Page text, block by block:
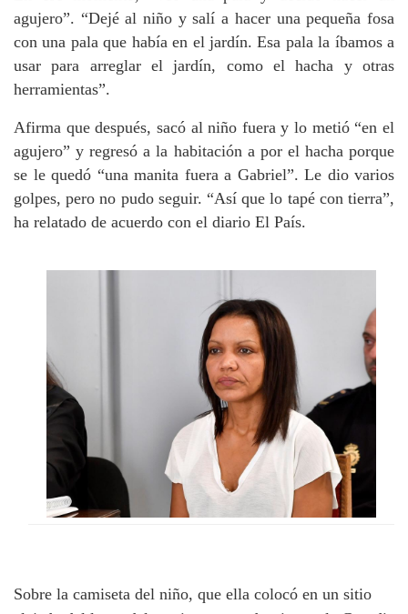
agujero”. “Dejé al niño y salí a hacer una pequeña fosa
con una pala que había en el jardín. Esa pala la íbamos a
usar para arreglar el jardín, como el hacha y otras
herramientas”.
Afirma que después, sacó al niño fuera y lo metió “en el
agujero” y regresó a la habitación a por el hacha porque
se le quedó “una manita fuera a Gabriel”. Le dio varios
golpes, pero no pudo seguir. “Así que lo tapé con tierra”,
ha relatado de acuerdo con el diario El País.
Sobre la camiseta del niño, que ella colocó en un sitio